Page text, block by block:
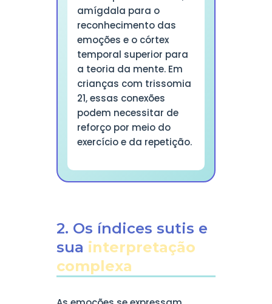
amígdala para o
reconhecimento das
emoções e o córtex
temporal superior para
a teoria da mente. Em
crianças com trissomia
21, essas conexões
podem necessitar de
reforço por meio do
exercício e da repetição.
2. Os índices sutis e
sua interpretação
complexa